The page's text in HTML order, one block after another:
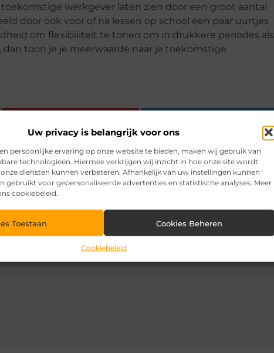
Uw privacy is belangrijk voor ons
persoonlijke ervaring op onze website te bieden, maken wij gebruik van
technologieën. Hiermee verkrijgen wij inzicht in hoe onze site wordt
diensten kunnen verbeteren. Afhankelijk van uw instellingen kunnen
gebruikt voor gepersonaliseerde advertenties en statistische analyses. Meer
cookiebeleid.
Toestaan Cookies Beheren
Cookiebeleid
werkgever laten zien door een groot aantal
door ook voor of na lessen op school een paar uurtjes
om flexibiliteit te tonen om in drukkere periodes als
toon je je meerwaarde naar je toekomstige